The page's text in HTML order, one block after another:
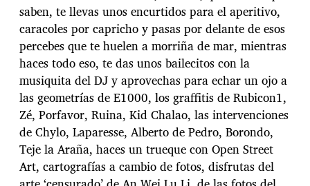
saben, te llevas unos encurtidos para el aperitivo,
caracoles por capricho y pasas por delante de esos
percebes que te huelen a morriña de mar, mientras
haces todo eso, te das unos bailecitos con la
musiquita del DJ y aprovechas para echar un ojo a
las geometrías de E1000, los graffitis de Rubicon1,
Zé, Porfavor, Ruina, Kid Chalao, las intervenciones
de Chylo, Laparesse, Alberto de Pedro, Borondo,
Teje la Araña, haces un trueque con Open Street
Art, cartografías a cambio de fotos, disfrutas del